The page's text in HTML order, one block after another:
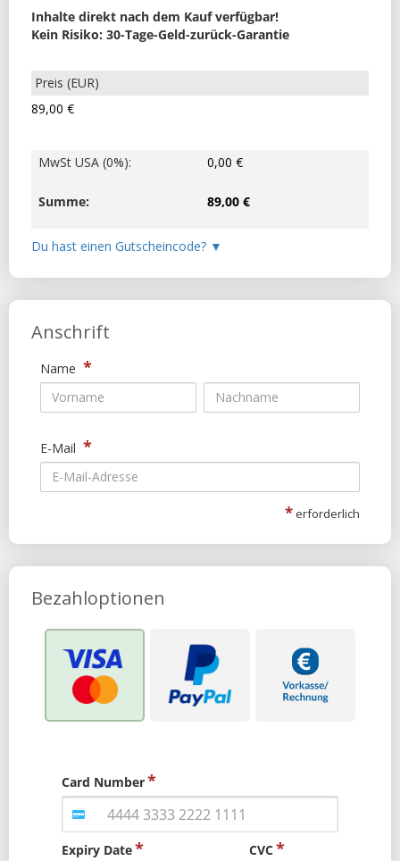
Inhalte direkt nach dem Kauf verfügbar!
Kein Risiko: 30-Tage-Geld-zurück-Garantie
89,00 €
MwSt USA (0%): 0,00 €
Summe: 89,00 €
▼
Anschrift
Name *
E-Mail *
*erforderlich
Bezahloptionen
Card Number
Expiry Date CVC